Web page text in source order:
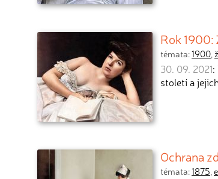
Rok
témata:1900,
30. 09. 2021:
století a
Ochrana
témata:1875,